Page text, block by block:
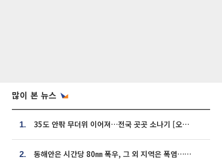
많이 본 뉴스
1. 35도 안팎 무더위 이어져…전국 곳곳 소나기 [오늘 날씨]
2. 동해안은 시간당 80㎜ 폭우, 그 외 지역은 폭염…‘극과 극 날씨’